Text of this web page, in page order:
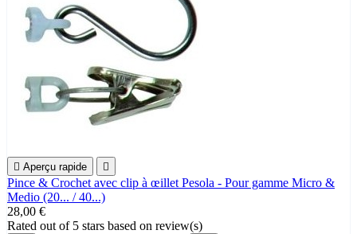
 Aperçu rapide 
Pince & Crochet avec clip à œillet Pesola - Pour gamme Micro &
Medio (20... / 40...)
28,00 €
Rated out of 5 stars based on review(s)